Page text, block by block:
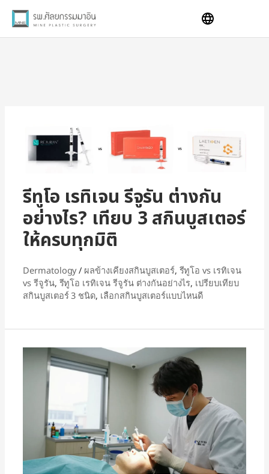
Skip
content
รีทูโอ เรทิเจน รีจูรัน ต่างกัน
อย่างไร? เทียบ 3 สกินบูสเตอร์
ให้ครบทุกมิติ
Dermatology/ ผลข้างเคียงสกินบูสเตอร์, รีทูโอ vs เรทิเจน
vs รีจูรัน, รีทูโอ เรทิเจน รีจูรัน ต่างกันอย่างไร, เปรียบเทียบ
สกินบูสเตอร์ 3 ชนิด, เลือกสกินบูสเตอร์แบบไหนดี